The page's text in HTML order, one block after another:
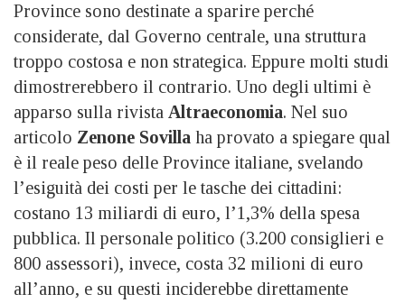
Province sono destinate a sparire perché
considerate, dal Governo centrale, una struttura
troppo costosa e non strategica. Eppure molti studi
dimostrerebbero il contrario. Uno degli ultimi è
apparso sulla rivista Altraeconomia. Nel suo
articolo Zenone Sovilla ha provato a spiegare qual
è il reale peso delle Province italiane, svelando
l’esiguità dei costi per le tasche dei cittadini:
costano 13 miliardi di euro, l’1,3% della spesa
pubblica. Il personale politico (3.200 consiglieri e
800 assessori), invece, costa 32 milioni di euro
all’anno, e su questi inciderebbe direttamente